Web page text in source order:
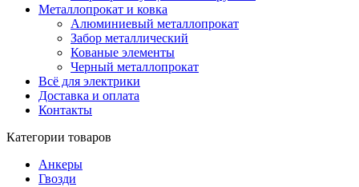
Металлопрокат и ковка
Алюминиевый металлопрокат
Забор металлический
Кованые элементы
Черный металлопрокат
Всё для электрики
Доставка и оплата
Контакты
Категории товаров
Анкеры
Гвозди